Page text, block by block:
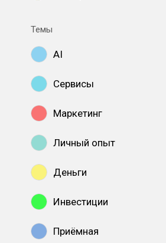
Темы
AI
Сервисы
Маркетинг
Личный опыт
Деньги
Инвестиции
Приёмная